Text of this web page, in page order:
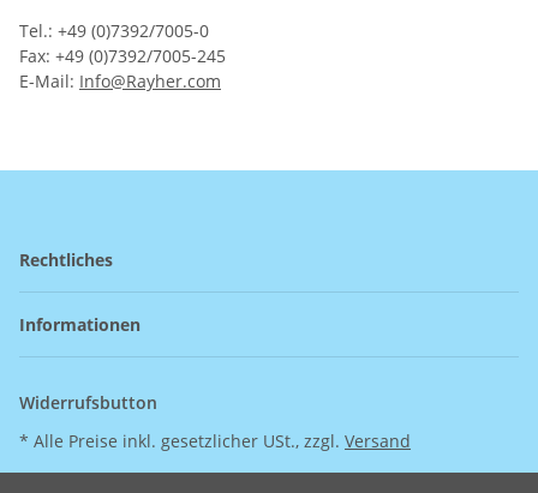
Tel.: +49 (0)7392/7005-0
Fax: +49 (0)7392/7005-245
E-Mail: Info@Rayher.com
Rechtliches
Informationen
Widerrufsbutton
* Alle Preise inkl. gesetzlicher USt., zzgl. Versand